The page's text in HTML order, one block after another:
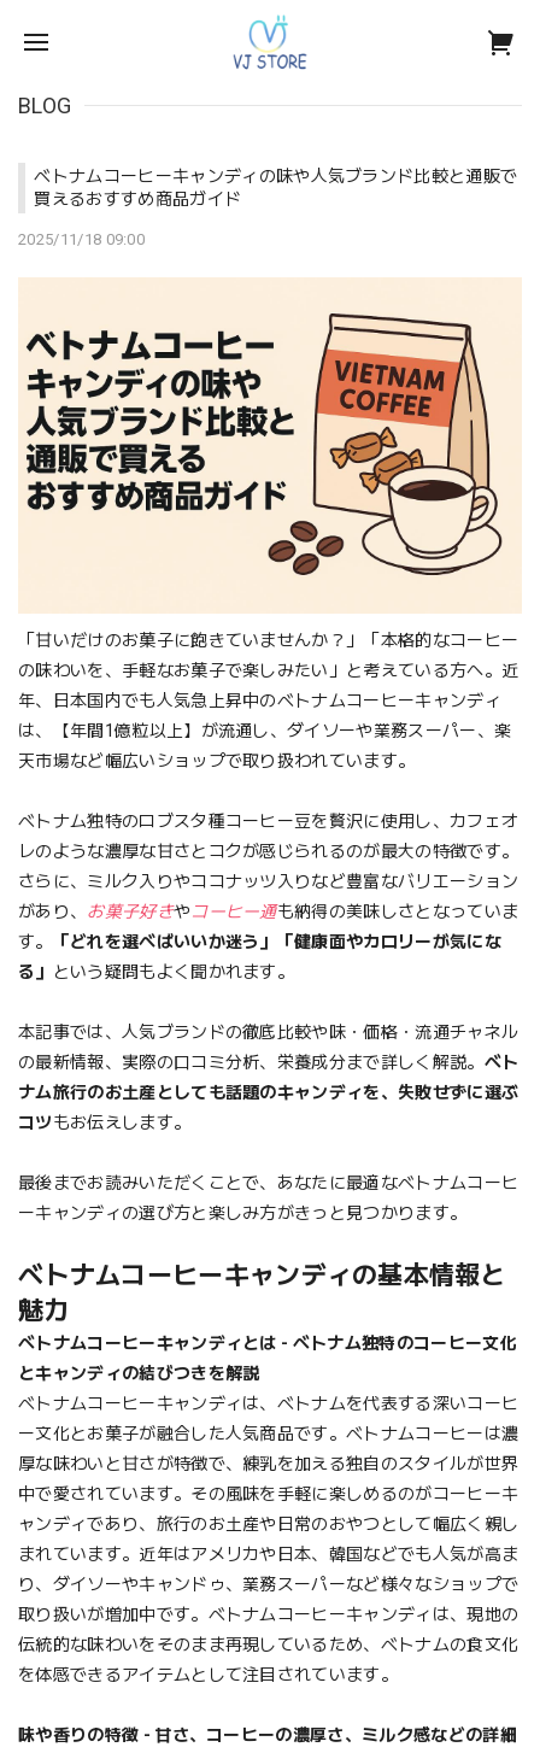
BLOG
ベトナムコーヒーキャンディの味や人気ブランド比較と通販で
買えるおすすめ商品ガイド
2025/11/18 09:00
「甘いだけのお菓子に飽きていませんか？」「本格的なコーヒー
の味わいを、手軽なお菓子で楽しみたい」と考えている方へ。近
年、日本国内でも人気急上昇中のベトナムコーヒーキャンディ
は、【年間1億粒以上】が流通し、ダイソーや業務スーパー、楽
天市場など幅広いショップで取り扱われています。
ベトナム独特のロブスタ種コーヒー豆を贅沢に使用し、カフェオ
レのような濃厚な甘さとコクが感じられるのが最大の特徴です。
さらに、ミルク入りやココナッツ入りなど豊富なバリエーション
があり、 お菓子好きやコーヒー通も納得の美味しさとなっていま
す。
「どれを選べばいいか迷う」「健康面やカロリーが気にな
る」
という疑問もよく聞かれます。
本記事では、人気ブランドの徹底比較や味・価格・流通チャネル
の最新情報、実際の口コミ分析、栄養成分まで詳しく解説。 ベト
ナム旅行のお土産としても話題のキャンディを、失敗せずに選ぶ
コツもお伝えします。
最後までお読みいただくことで、あなたに最適なベトナムコーヒ
ーキャンディの選び方と楽しみ方がきっと見つかります。
ベトナムコーヒーキャンディの基本情報と
魅力
ベトナムコーヒーキャンディとは - ベトナム独特のコーヒー文化
とキャンディの結びつきを解説
ベトナムコーヒーキャンディは、ベトナムを代表する深いコーヒ
ー文化とお菓子が融合した人気商品です。ベトナムコーヒーは濃
厚な味わいと甘さが特徴で、練乳を加える独自のスタイルが世界
中で愛されています。その風味を手軽に楽しめるのがコーヒーキ
ャンディであり、旅行のお土産や日常のおやつとして幅広く親し
まれています。近年はアメリカや日本、韓国などでも人気が高ま
り、ダイソーやキャンドゥ、業務スーパーなど様々なショップで
取り扱いが増加中です。ベトナムコーヒーキャンディは、現地の
伝統的な味わいをそのまま再現しているため、ベトナムの食文化
を体感できるアイテムとして注目されています。
味や香りの特徴 - 甘さ、コーヒーの濃厚さ、ミルク感などの詳細